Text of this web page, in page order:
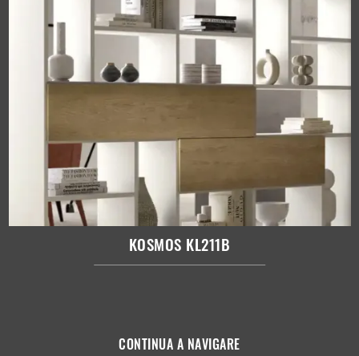
KOSMOS KL211B
CONTINUA A NAVIGARE